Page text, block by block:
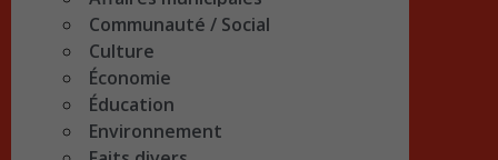
Communauté / Social
Culture
Économie
Éducation
Environnement